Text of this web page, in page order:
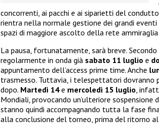
concorrenti, ai pacchi e ai siparietti del
rientra nella normale gestione dei grandi
spazi di maggiore ascolto della rete ammiraglia
La pausa, fortunatamente, sarà breve.
regolarmente in onda già sabato 11 luglio e
appuntamento dell’access prime time. Anche
trasmesso. Tuttavia, i telespettatori dovranno
dopo. Martedì 14e mercoledì 15 luglio,
Mondiali, provocando un’ulteriore
stanno quindi accompagnando tutta la fase
alla conclusione del torneo, prima del ritorno